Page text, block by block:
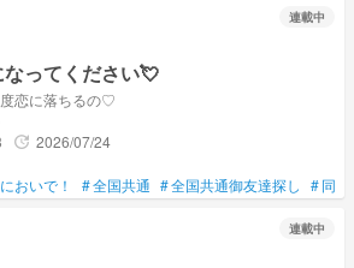
連載中
ってください💘
恋に落ちるの♡
update 2026/07/24
おいで！ #全国共通 #全国共通御友達探し #同
連載中